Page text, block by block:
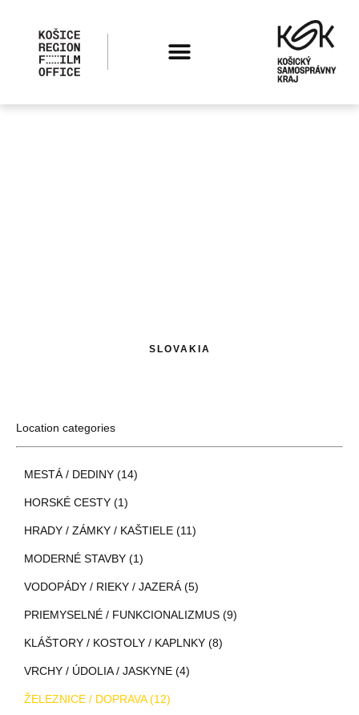
SLOVAKIA
Location categories
MESTÁ / DEDINY (14)
HORSKÉ CESTY (1)
HRADY / ZÁMKY / KAŠTIELE (11)
MODERNÉ STAVBY (1)
VODOPÁDY / RIEKY / JAZERÁ (5)
PRIEMYSELNÉ / FUNKCIONALIZMUS (9)
KLÁŠTORY / KOSTOLY / KAPLNKY (8)
VRCHY / ÚDOLIA / JASKYNE (4)
ŽELEZNICE / DOPRAVA (12)